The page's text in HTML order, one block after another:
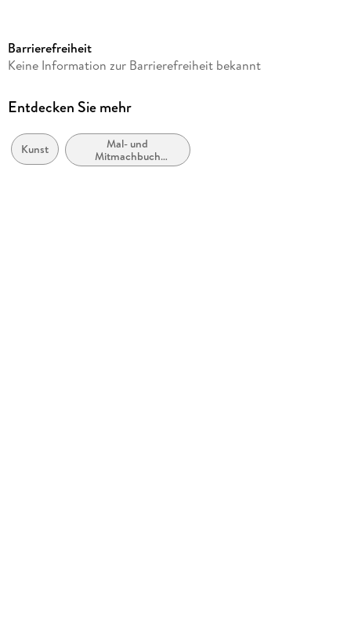
Autor/Autorin
Verlag/Hersteller
Produktart
gebunden
Barrierefreiheit
Keine Information zur Barrierefreiheit bekannt
Entdecken Sie mehr
Kunst
Mal- und
Mitmachbuch
(Erwachsene)